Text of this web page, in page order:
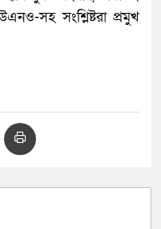
সহ সংশ্লিষ্টরা প্রমুখ